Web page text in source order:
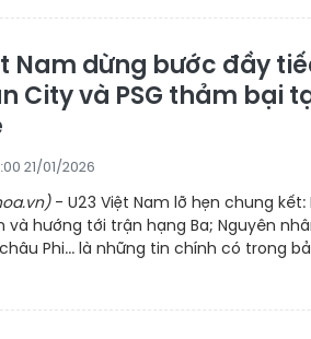
Nam dừng bước đầy
City và PSG thảm bại
21/01/2026
- U23 Việt Nam lỡ hẹn chung kết:
và hướng tới trận hạng Ba; Nguyên
Phi... là những tin chính có trong